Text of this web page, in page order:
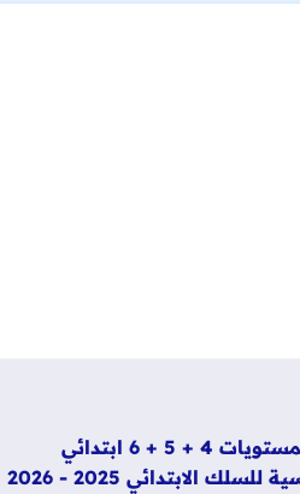
6 ابتدائي
الابتدائي 2025 - 2026